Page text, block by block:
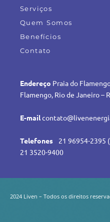
Serviços
Quem Somos
Benefícios
Contato
Endereço Praia do
Flamengo, Rio de Janeiro –
E-mail
Telefones
21 96954-2395
21 3520-9400
2024 Liven – Todos os direitos